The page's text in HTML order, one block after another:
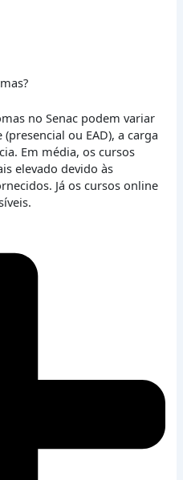
no Senac podem variar
ou EAD), a carga
Em média, os cursos
elevado devido às
Já os cursos online